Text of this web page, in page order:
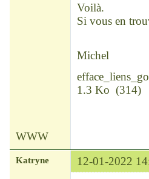
Voilà.
Si vous en
Michel
1.3 Ko (314)
WWW
Katryne 12-01-2022